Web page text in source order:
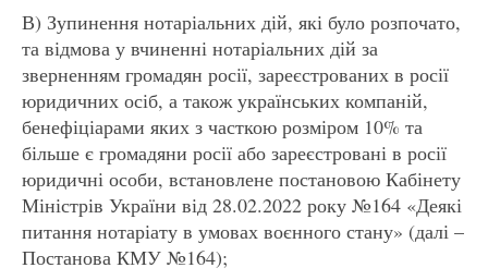
В) Зупинення нотаріальних дій, які було розпочато,
та відмова у вчиненні нотаріальних дій за
зверненням громадян росії, зареєстрованих в росії
юридичних осіб, а також українських компаній,
бенефіціарами яких з часткою розміром 10% та
більше є громадяни росії або зареєстровані в росії
юридичні особи, встановлене постановою Кабінету
Міністрів України від 28.02.2022 року №164 «Деякі
питання нотаріату в умовах воєнного стану» (далі –
Постанова КМУ №164);